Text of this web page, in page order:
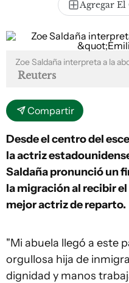
Agregar El
Zoe Saldaña interpreta a la
Reuters
Compartir
Desde el centro del
la actriz
Saldaña pronunció un
la migración al recibir
mejor actriz de reparto.
"Mi abuela llegó a este
orgullosa hija de
dignidad y manos